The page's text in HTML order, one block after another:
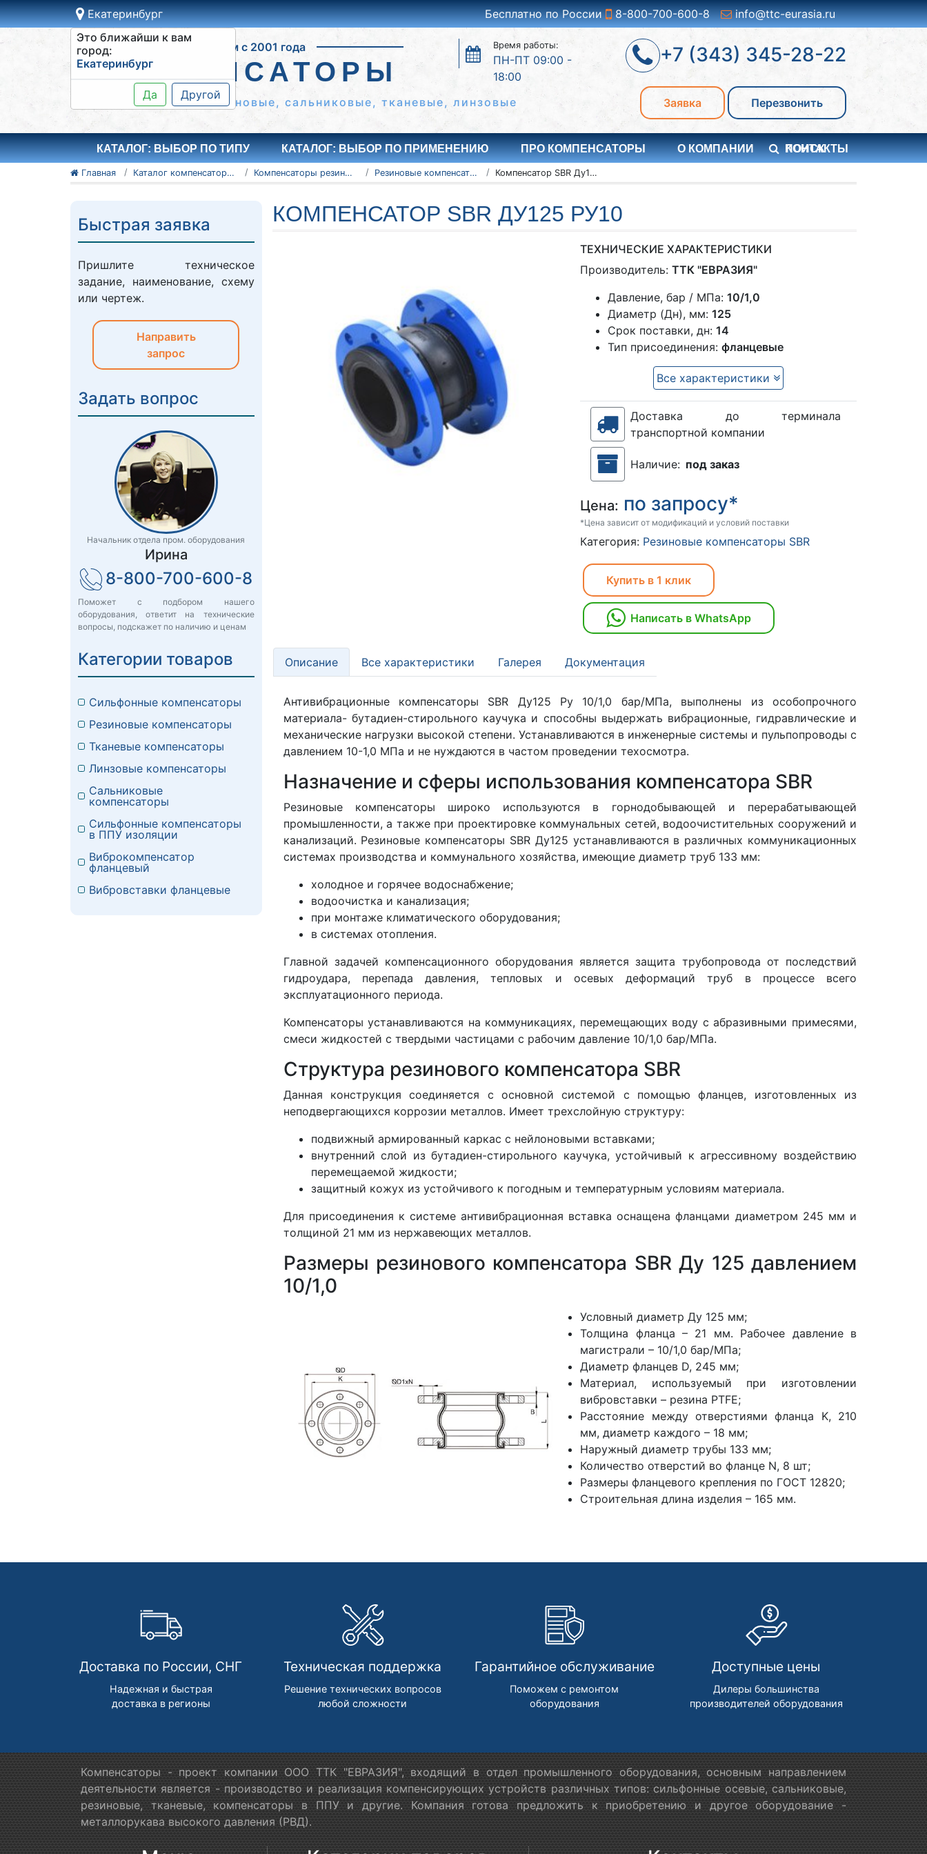
Екатеринбург
Это ближайши к вам
город:
Екатеринбург
Да Другой
Бесплатно по России 8-800-700-600-8 info@ttc-eurasia.ru
Работаем с 2001 года
КОМПЕНСАТОРЫ
Время работы:
ПН-ПТ 09:00 -
18:00
Сильфонные КСО, резиновые, сальниковые, тканевые, линзовые
+7 (343) 345-28-22
Заявка Перезвонить
КАТАЛОГ: ВЫБОР ПО ТИПУ КАТАЛОГ: ВЫБОР ПО ПРИМЕНЕНИЮ ПРО КОМПЕНСАТОРЫ О КОМПАНИИ КОНТАКТЫ
ПОИСК
Главная Каталог компенсаторов Компенсаторы резиновые антивибрационные Резиновые компенсаторы SBR Компенсатор SBR Ду125 Ру10
КОМПЕНСАТОР SBR ДУ125 РУ10
ТЕХНИЧЕСКИЕ ХАРАКТЕРИСТИКИ
Производитель:ТТК "ЕВРАЗИЯ"
Давление, бар / МПа:10/1,0
Диаметр (Дн), мм:125
Срок поставки, дн:14
Тип присоединения:фланцевые
Все характеристики
Доставка до терминала
транспортной компании
Наличие: под заказ
Цена: по запросу*
*Цена зависит от модификаций и условий поставки
Категория: Резиновые компенсаторы SBR
Купить в 1 клик
Написать в WhatsApp
Описание Все характеристики Галерея Документация
Антивибрационные компенсаторы SBR Ду125 Ру 10/1,0 бар/МПа, выполнены из особопрочного
материала- бутадиен-стирольного каучука и способны выдержать вибрационные, гидравлические и
механические нагрузки высокой степени. Устанавливаются в инженерные системы и пульпопроводы с
давлением 10-1,0 МПа и не нуждаются в частом проведении техосмотра.
Назначение и сферы использования компенсатора SBR
Резиновые компенсаторы широко используются в горнодобывающей и перерабатывающей
промышленности, а также при проектировке коммунальных сетей, водоочистительных сооружений и
канализаций. Резиновые компенсаторы SBR Ду125 устанавливаются в различных коммуникационных
системах производства и коммунального хозяйства, имеющие диаметр труб 133 мм:
холодное и горячее водоснабжение;
водоочистка и канализация;
при монтаже климатического оборудования;
в системах отопления.
Главной задачей компенсационного оборудования является защита трубопровода от последствий
гидроудара, перепада давления, тепловых и осевых деформаций труб в процессе всего
эксплуатационного периода.
Компенсаторы устанавливаются на коммуникациях, перемещающих воду с абразивными примесями,
смеси жидкостей с твердыми частицами с рабочим давление 10/1,0 бар/МПа.
Структура резинового компенсатора SBR
Данная конструкция соединяется с основной системой с помощью фланцев, изготовленных из
неподвергающихся коррозии металлов. Имеет трехслойную структуру:
подвижный армированный каркас с нейлоновыми вставками;
внутренний слой из бутадиен-стирольного каучука, устойчивый к агрессивному воздействию
перемещаемой жидкости;
защитный кожух из устойчивого к погодным и температурным условиям материала.
Для присоединения к системе антивибрационная вставка оснащена фланцами диаметром 245 мм и
толщиной 21 мм из нержавеющих металлов.
Размеры резинового компенсатора SBR Ду 125 давлением
10/1,0
Условный диаметр Ду 125 мм;
Толщина фланца – 21 мм. Рабочее давление в
магистрали – 10/1,0 бар/МПа;
Диаметр фланцев D, 245 мм;
Материал, используемый при изготовлении
вибровставки – резина PTFE;
Расстояние между отверстиями фланца K, 210
мм, диаметр каждого – 18 мм;
Наружный диаметр трубы 133 мм;
Количество отверстий во фланце N, 8 шт;
Размеры фланцевого крепления по ГОСТ 12820;
Строительная длина изделия – 165 мм.
Быстрая заявка
Пришлите техническое
задание, наименование, схему
или чертеж.
Направить
запрос
Задать вопрос
Начальник отдела пром. оборудования
Ирина
8-800-700-600-8
Поможет с подбором нашего
оборудования, ответит на технические
вопросы, подскажет по наличию и ценам
Категории товаров
Сильфонные компенсаторы
Резиновые компенсаторы
Тканевые компенсаторы
Линзовые компенсаторы
Сальниковые
компенсаторы
Сильфонные компенсаторы
в ППУ изоляции
Виброкомпенсатор
фланцевый
Вибровставки фланцевые
Доставка по России, СНГ
Надежная и быстрая
доставка в регионы
Техническая поддержка
Решение технических вопросов
любой сложности
Гарантийное обслуживание
Поможем с ремонтом
оборудования
Доступные цены
Дилеры большинства
производителей оборудования
Компенсаторы - проект компании ООО ТТК "ЕВРАЗИЯ", входящий в отдел промышленного оборудования, основным направлением
деятельности является - производство и реализация компенсирующих устройств различных типов: сильфонные осевые, сальниковые,
резиновые, тканевые, компенсаторы в ППУ и другие. Компания готова предложить к приобретению и другое оборудование -
металлорукава высокого давления (РВД).